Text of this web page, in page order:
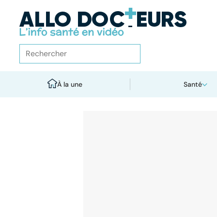
À la une Santé